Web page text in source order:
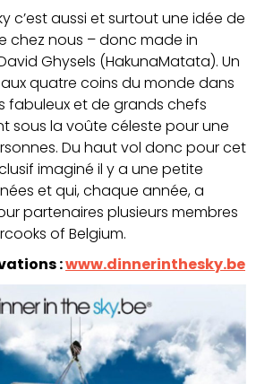
c’est aussi et surtout une idée de
chez nous – donc made in
Ghysels (HakunaMatata). Un
quatre coins du monde dans
fabuleux et de grands chefs
sous la voûte céleste pour une
Du haut vol donc pour cet
imaginé il y a une petite
et qui, chaque année, a
partenaires plusieurs membres
of Belgium.
:www.dinnerinthesky.be